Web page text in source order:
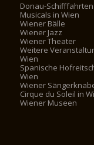
Donau-
Musicals in Wien
Wiener Bälle
Wiener Jazz
Wiener Theater
Weitere
Wien
Spanische
Wien
Wiener
Cirque du Soleil in
Wiener Museen